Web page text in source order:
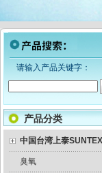
请输入产品关键字：
产品分类
中国台湾上泰SUNTEX
臭氧
膜泵加药
工业在线ph/